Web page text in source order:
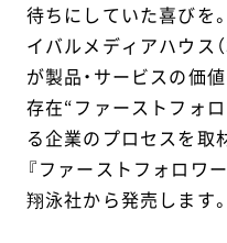
待ちにしていた喜びを
イバルメディアハウス
が製品・サービスの価
存在“ファーストフォ
る企業のプロセスを取
『ファーストフォロワ
翔泳社から発売します。